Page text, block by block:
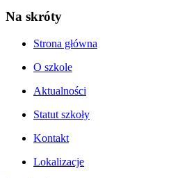
Na skróty
Strona główna
O szkole
Aktualności
Statut szkoły
Kontakt
Lokalizacje